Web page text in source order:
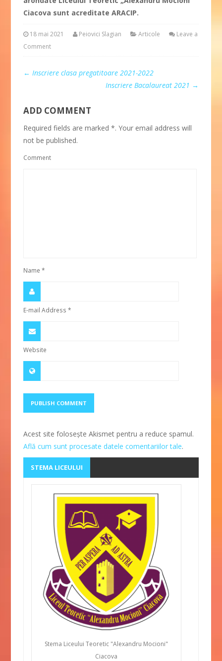
Ciacova sunt acreditate ARACIP.
18 mai 2021 Peiovici Slagian Articole
Leave a
Comment
← Inscriere clasa pregatitoare 2021-2022
Inscriere Bacalaureat 2021 →
ADD COMMENT
Required fields are marked *. Your email address will
not be published.
Comment
Name*
E-mail Address*
Website
Acest site folosește Akismet pentru a reduce spamul.
Află cum sunt procesate datele comentariilor tale.
STEMA LICEULUI
Stema Liceului Teoretic "Alexandru Mocioni"
Ciacova